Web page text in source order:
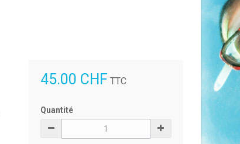
45.00 CHF TTC
Quantité